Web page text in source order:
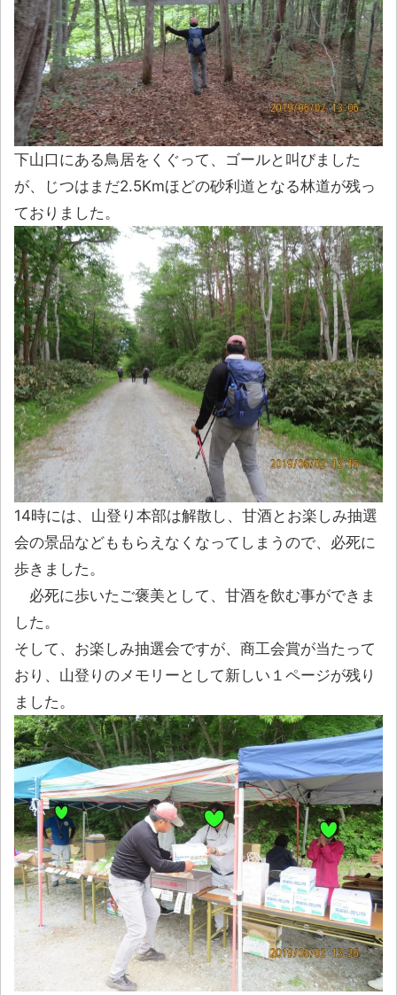
下山口にある鳥居をくぐって、ゴールと叫びました
が、じつはまだ2.5Kmほどの砂利道となる林道が残っ
ておりました。
14時には、山登り本部は解散し、甘酒とお楽しみ抽選
会の景品などももらえなくなってしまうので、必死に
歩きました。
必死に歩いたご褒美として、甘酒を飲む事ができま
した。
そして、お楽しみ抽選会ですが、商工会賞が当たって
おり、山登りのメモリーとして新しい１ページが残り
ました。